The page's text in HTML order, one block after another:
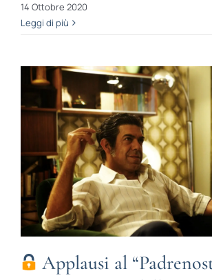
14 Ottobre 2020
Leggi di più
Applausi al